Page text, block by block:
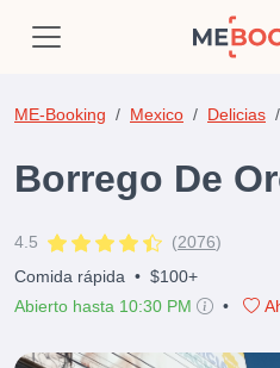
ME-Booking Mexico Delicias
Borrego De
4.5 (2076)
Comida rápida • $100+
Abierto hasta 10:30 PM
•